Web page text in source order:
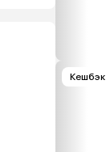
Кешбэк